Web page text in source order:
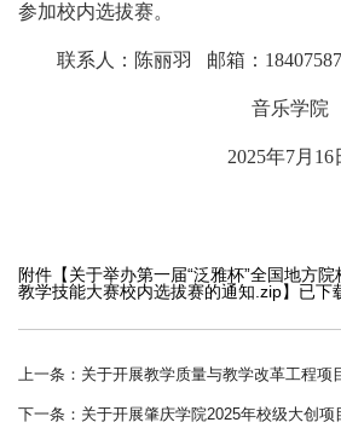
参加校内选拔赛。
联系人：陈丽羽 邮箱：
音乐学院
2025年7月16
附件【关于举办第一届“泛雅杯”全国地方
教学技能大赛校内选拔赛的通知.zip】已下
上一条： 关于开展教学质量与教学改革工程项
下一条： 关于开展肇庆学院2025年校级大创项